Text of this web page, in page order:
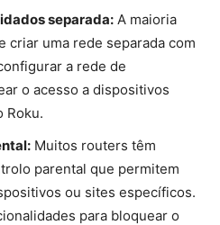
separada: A maioria
uma rede separada com
a rede de
o acesso a dispositivos
Roku.
Muitos routers têm
parental que permitem
ou sites específicos.
para bloquear o